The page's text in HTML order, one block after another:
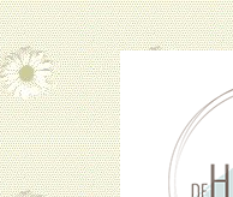
door
naar
direct
naar